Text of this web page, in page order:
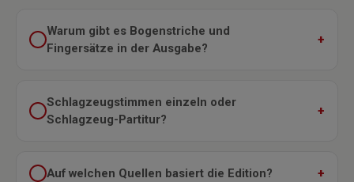
Warum gibt es Bogenstriche und
Fingersätze in der Ausgabe?
Schlagzeugstimmen einzeln oder
Schlagzeug-Partitur?
Auf welchen Quellen basiert die Edition?